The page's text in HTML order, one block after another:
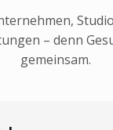
– denn
gemeinsam.